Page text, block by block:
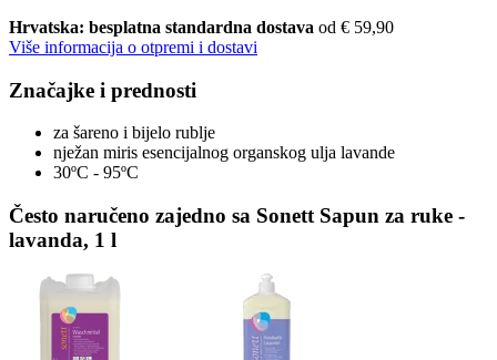
Hrvatska: besplatna standardna dostava od € 59,90
Više informacija o otpremi i dostavi
Značajke i prednosti
za šareno i bijelo rublje
nježan miris esencijalnog organskog ulja lavande
30ºC - 95ºC
Često naručeno zajedno sa Sonett Sapun za ruke -
lavanda, 1 l